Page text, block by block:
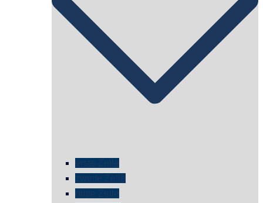
erste Zelle
zweite Zelle
dritte Zelle